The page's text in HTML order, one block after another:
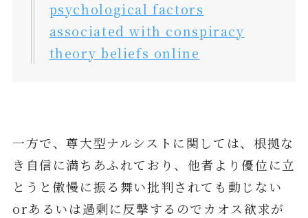
psychological factors
associated with conspiracy
theory beliefs online
一方で、尊大型ナルシストに関しては、根拠な
き自信に満ちあふれており、他者より優位に立
とうと傲慢に振る舞い批判されても動じない
orあるいは過剰に反撃するのでカオス欲求が